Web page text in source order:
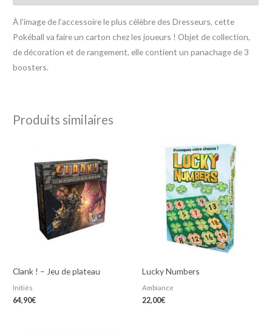
À l’image de l’accessoire le plus célèbre des Dresseurs, cette
Pokéball va faire un carton chez les joueurs ! Objet de collection,
de décoration et de rangement, elle contient un panachage de 3
boosters.
Produits similaires
Clank ! – Jeu de plateau
Initiés
64,90€
Lucky Numbers
Ambiance
22,00€